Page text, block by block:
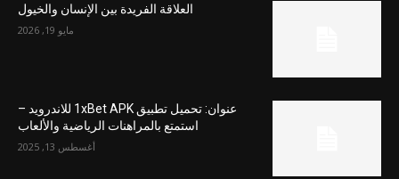
العلاقة الفريدة بين الإنسان والخيول
مايو 19, 2026
عنوان: تحميل تطبيق 1xBet APK للاندرويد –
استمتع بالمراهنات الرياضية والألعاب
أغسطس 13, 2025